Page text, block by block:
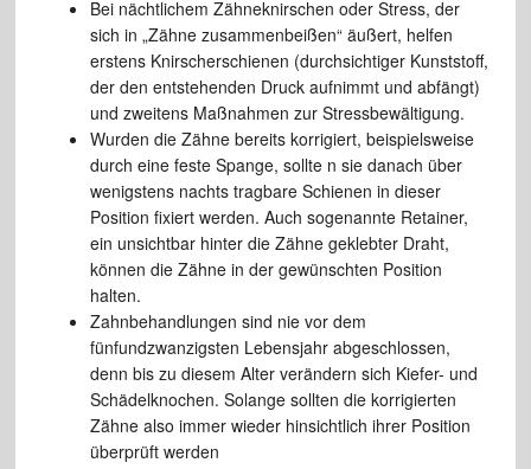
Bei nächtlichem Zähneknirschen oder Stress, der
sich in „Zähne zusammenbeißen“ äußert, helfen
erstens Knirscherschienen (durchsichtiger Kunststoff,
der den entstehenden Druck aufnimmt und abfängt)
und zweitens Maßnahmen zur Stressbewältigung.
Wurden die Zähne bereits korrigiert, beispielsweise
durch eine feste Spange, sollte n sie danach über
wenigstens nachts tragbare Schienen in dieser
Position fixiert werden. Auch sogenannte Retainer,
ein unsichtbar hinter die Zähne geklebter Draht,
können die Zähne in der gewünschten Position
halten.
Zahnbehandlungen sind nie vor dem
fünfundzwanzigsten Lebensjahr abgeschlossen,
denn bis zu diesem Alter verändern sich Kiefer- und
Schädelknochen. Solange sollten die korrigierten
Zähne also immer wieder hinsichtlich ihrer Position
überprüft werden